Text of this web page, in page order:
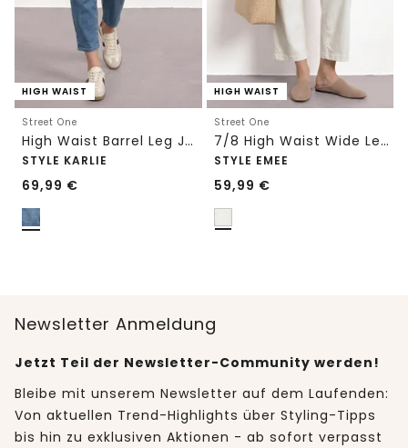
HIGH WAIST
Street One
High Waist Barrel Leg Jeans im Loose Fit
STYLE KARLIE
69,99 €
HIGH WAIST
Street One
7/8 High Waist Wide Leg Jeans im Loose Fit
STYLE EMEE
59,99 €
Newsletter Anmeldung
Jetzt Teil der Newsletter-Community werden!
Bleibe mit unserem Newsletter auf dem Laufenden:
Von aktuellen Trend-Highlights über Styling-Tipps
bis hin zu exklusiven Aktionen - ab sofort verpasst